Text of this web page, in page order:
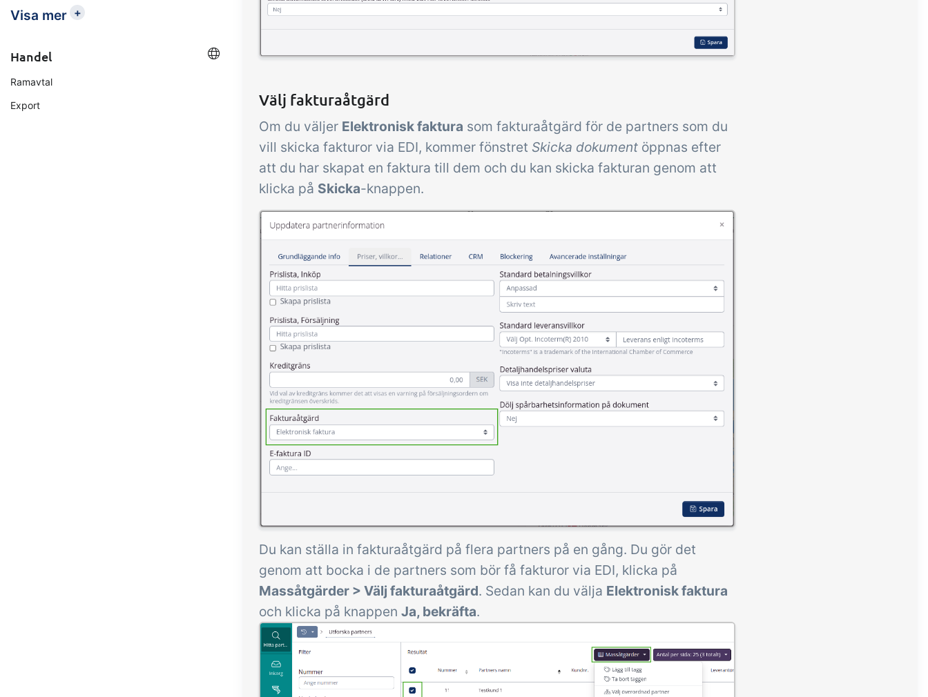
Visa mer +
Handel
Ramavtal
Export
Välj fakturaåtgärd
Om du väljer Elektronisk faktura som fakturaåtgärd för de partners som du
vill skicka fakturor via EDI, kommer fönstret Skicka dokument öppnas efter
att du har skapat en faktura till dem och du kan skicka fakturan genom att
klicka på Skicka-knappen.
Du kan ställa in fakturaåtgärd på flera partners på en gång. Du gör det
genom att bocka i de partners som bör få fakturor via EDI, klicka på
Massåtgärder > Välj fakturaåtgärd. Sedan kan du välja Elektronisk faktura
och klicka på knappen Ja, bekräfta.